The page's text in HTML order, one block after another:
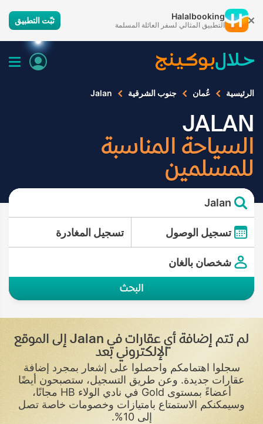
Halalbooking
التطبيق المثالي لسفر العائلة المسلمة ثبّت التطبيق
الرئيسية عُمان جنوب الشرقية Jalan
JALAN
السياحة المناسبة
للمسلمين
Jalan
تسجيل الوصول تسجيل المغادرة
شخصان بالغان
البحث
لم تتم إضافة أي عقارات في Jalan إلى الموقع
الإلكتروني بعد
سجلوا اهتمامكم واحصلوا على إشعار بمجرد إضافة
عقارات جديدة. وعن طريق التسجيل، ستصبحون أيضًا
أعضاءً بمستوى Gold في نادي الولاء HB مجانًا،
وسيمكنكم الاستمتاع بامتيازات وخصومات خاصة تصل
إلى 10%.